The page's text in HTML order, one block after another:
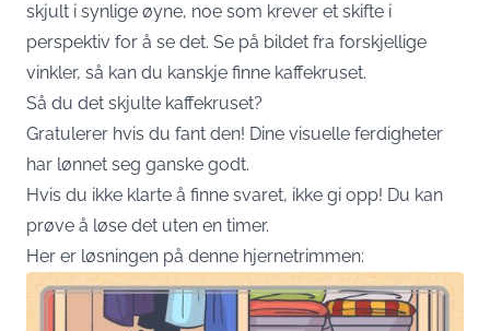
skjult i synlige øyne, noe som krever et skifte i
perspektiv for å se det. Se på bildet fra forskjellige
vinkler, så kan du kanskje finne kaffekruset.
Så du det skjulte kaffekruset?
Gratulerer hvis du fant den! Dine visuelle ferdigheter
har lønnet seg ganske godt.
Hvis du ikke klarte å finne svaret, ikke gi opp! Du kan
prøve å løse det uten en timer.
Her er løsningen på denne hjernetrimmen: